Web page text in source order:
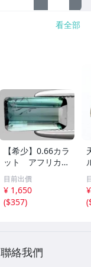
看全部
【希少】0.66カラ
ット アフリカ産
ブルーグリーン・
トルマリン
目前出價
¥ 1,650
($357)
(
聯絡我們